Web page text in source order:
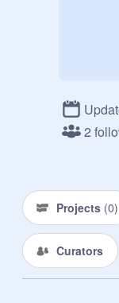
2
Projects (0)
Curators